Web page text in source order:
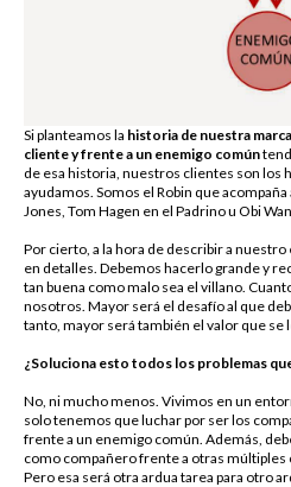
Si planteamos la historia de nuestra
cliente y frente a un enemigo común
de esa historia, nuestros clientes son los
ayudamos. Somos el Robin que
Jones, Tom Hagen en el Padrino u Obi
Por cierto, a la hora de describir a
en detalles. Debemos hacerlo grande y
tan buena como malo sea el villano.
nosotros. Mayor será el desafío al que
tanto, mayor será también el valor que se
¿Soluciona esto todos los problemas
No, ni mucho menos. Vivimos en un
solo tenemos que luchar por ser los
frente a un enemigo común. Además,
como compañero frente a otras múltiples
Pero esa será otra ardua tarea para otro
Solicitud de
He leído y acepto laCláusula de
Política de
Responsable:Jorge
Finalidad:Gestionar tu
nuestras vías de
Legitimación: Tu
marcar la casilla
Destinatarios: No
terceros; no obstante,
acceso a tus datos con
Derechos:Acceso,
oposición, limitación del
portabilidad.